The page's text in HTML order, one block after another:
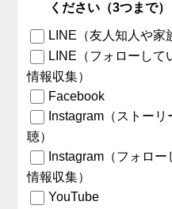
ください（3つまで）
LINE（友人知人や家
LINE（フォローして
情報収集）
Facebook
Instagram（ストー
聴）
Instagram（フォロ
情報収集）
YouTube